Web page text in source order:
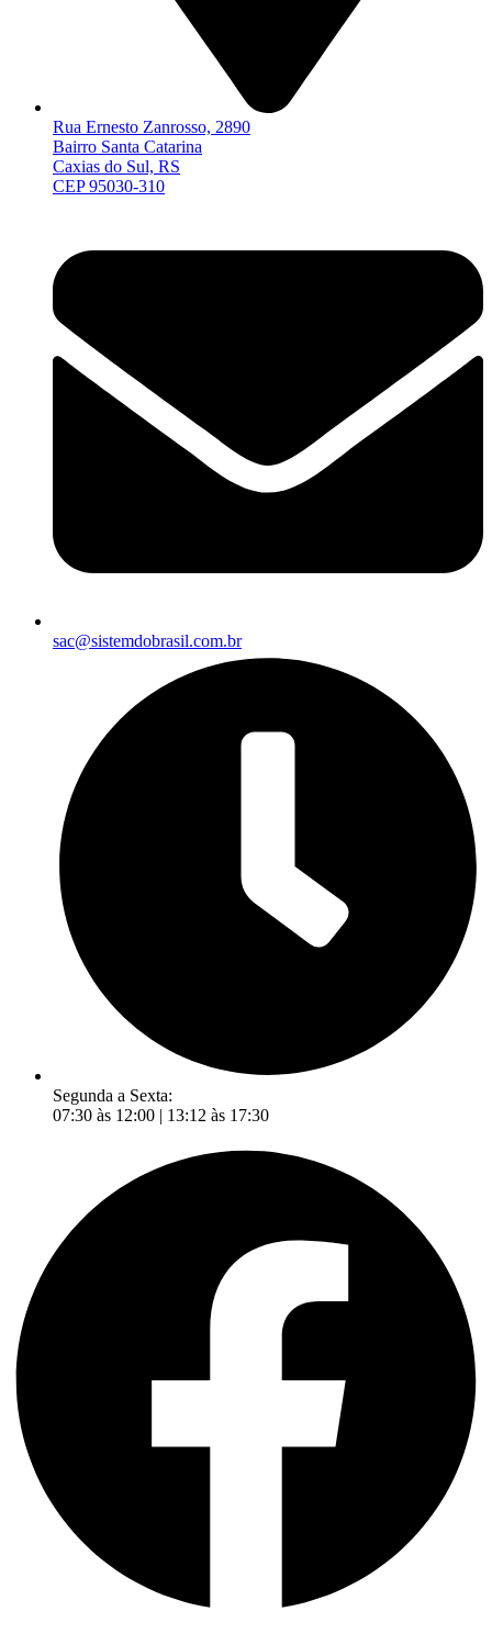
Rua Ernesto Zanrosso, 2890
Bairro Santa Catarina
Caxias do Sul, RS
CEP 95030-310
sac@sistemdobrasil.com.br
Segunda a Sexta:
07:30 às 12:00 | 13:12 às 17:30